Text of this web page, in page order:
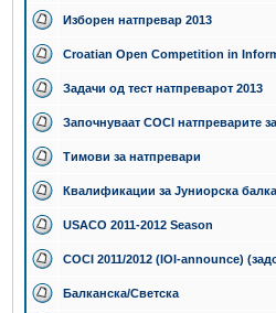
Изборен натпревар 2013
Croatian Open Competition in
Задачи од тест натпреварот 2013
Започнуваат COCI натпреварите
Тимови за натпревари
Квалификации за Јуниорска
USACO 2011-2012 Season
COCI 2011/2012 (IOI-announce)
Балканска/Светска